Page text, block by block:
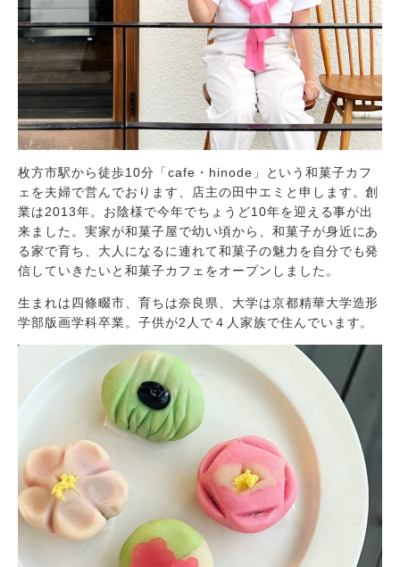
枚方市駅から徒歩10分「cafe・hinode」という和菓子カフ
ェを夫婦で営んでおります、店主の田中エミと申します。創
業は2013年。お陰様で今年でちょうど10年を迎える事が出
来ました。実家が和菓子屋で幼い頃から、和菓子が身近にあ
る家で育ち、大人になるに連れて和菓子の魅力を自分でも発
信していきたいと和菓子カフェをオープンしました。
生まれは四條畷市、育ちは奈良県、大学は京都精華大学造形
学部版画学科卒業。子供が2人で４人家族で住んでいます。